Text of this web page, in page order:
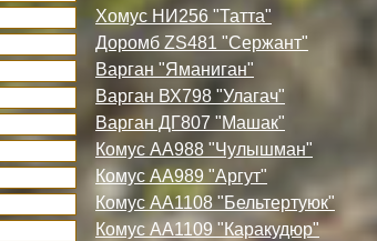
Хомус НИ256 "Татта"
Доромб ZS481 "Сержант"
Варган "Яманиган"
Варган ВХ798 "Улагач"
Варган ДГ807 "Машак"
Комус АА988 "Чулышман"
Комус АА989 "Аргут"
Комус АА1108 "Бельтертуюк"
Комус АА1109 "Каракудюр"